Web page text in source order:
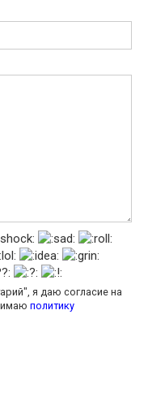
я даю согласие на
политику